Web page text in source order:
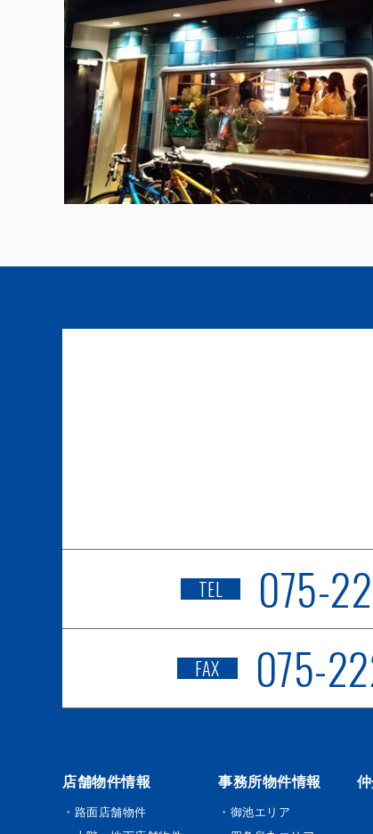
TEL 075-
FAX 075-
店舗物件情報
・路面店舗物件
事務所物件情報
・御池エリア